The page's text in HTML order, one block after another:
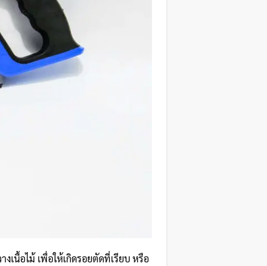
เนื้อไม้ เพื่อให้เกิดรอยตัดที่เรียบ หรือ